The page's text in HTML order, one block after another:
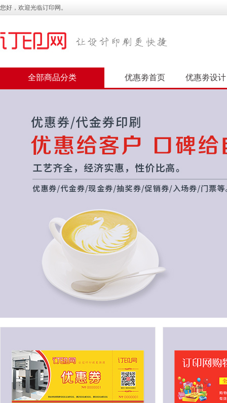
您好，欢迎光临订印网。
全部商品分类 优惠劵首页 优惠劵设计